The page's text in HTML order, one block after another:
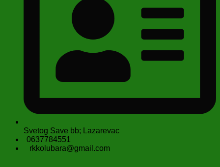
Svetog Save bb; Lazarevac
0637784551
rkkolubara@gmail.com